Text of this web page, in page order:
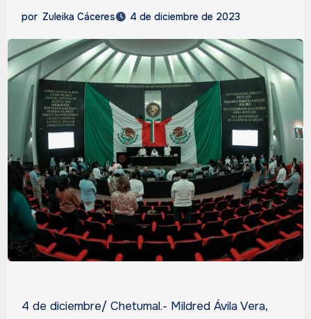
por Zuleika Cáceres 4 de diciembre de 2023
4 de diciembre/ Chetumal.- Mildred Ávila Vera,